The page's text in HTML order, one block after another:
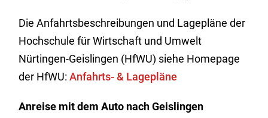
Die Anfahrtsbeschreibungen und Lagepläne der
Hochschule für Wirtschaft und Umwelt
Nürtingen-Geislingen (HfWU) siehe Homepage
der HfWU:Anfahrts- & Lagepläne
Anreise mit dem Auto nachGeislingen